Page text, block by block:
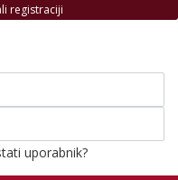
registraciji
uporabnik?